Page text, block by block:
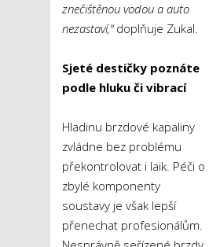
znečištěnou vodou a auto
nezastaví,“doplňuje Zukal.
Sjeté destičky poznáte
podle hluku či vibrací
Hladinu brzdové kapaliny
zvládne bez problému
překontrolovat i laik. Péči o
zbylé komponenty
soustavy je však lepší
přenechat profesionálům.